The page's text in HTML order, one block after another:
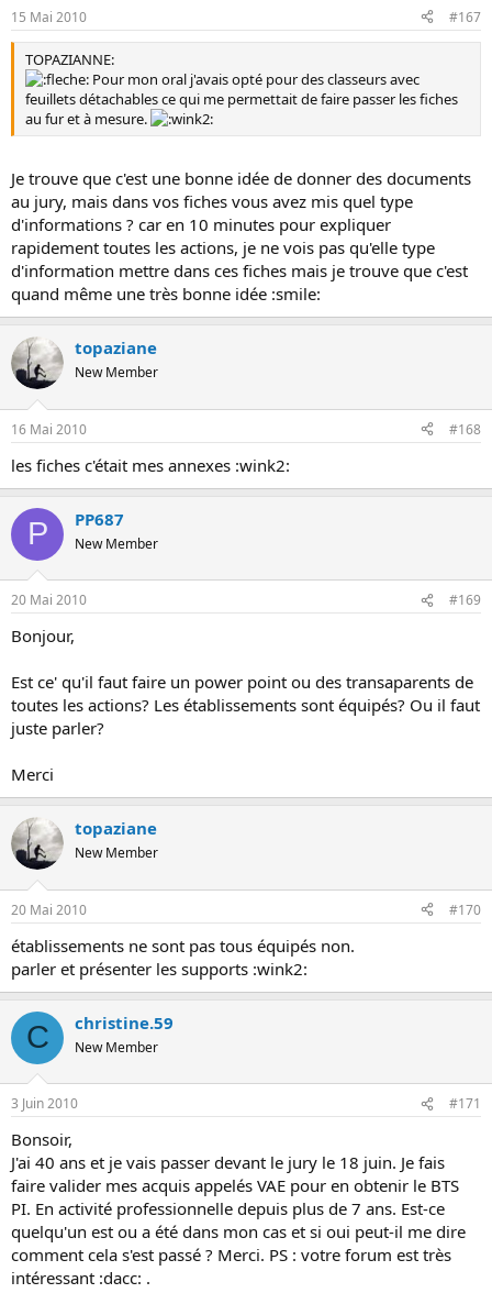
15 Mai 2010 #167
TOPAZIANNE:
Pour mon oral j'avais opté pour des classeurs avec
feuillets détachables ce qui me permettait de faire passer les fiches
au fur et à mesure.
Je trouve que c'est une bonne idée de donner des documents
au jury, mais dans vos fiches vous avez mis quel type
d'informations ? car en 10 minutes pour expliquer
rapidement toutes les actions, je ne vois pas qu'elle type
d'information mettre dans ces fiches mais je trouve que c'est
quand même une très bonne idée :smile:
topaziane
New Member
16 Mai 2010 #168
les fiches c'était mes annexes :wink2:
P PP687
New Member
20 Mai 2010 #169
Bonjour,
Est ce' qu'il faut faire un power point ou des transaparents de
toutes les actions? Les établissements sont équipés? Ou il faut
juste parler?
Merci
topaziane
New Member
20 Mai 2010 #170
établissements ne sont pas tous équipés non.
parler et présenter les supports :wink2:
C christine.59
New Member
3 Juin 2010 #171
Bonsoir,
J'ai 40 ans et je vais passer devant le jury le 18 juin. Je fais
faire valider mes acquis appelés VAE pour en obtenir le BTS
PI. En activité professionnelle depuis plus de 7 ans. Est-ce
quelqu'un est ou a été dans mon cas et si oui peut-il me dire
comment cela s'est passé ? Merci. PS : votre forum est très
intéressant :dacc: .